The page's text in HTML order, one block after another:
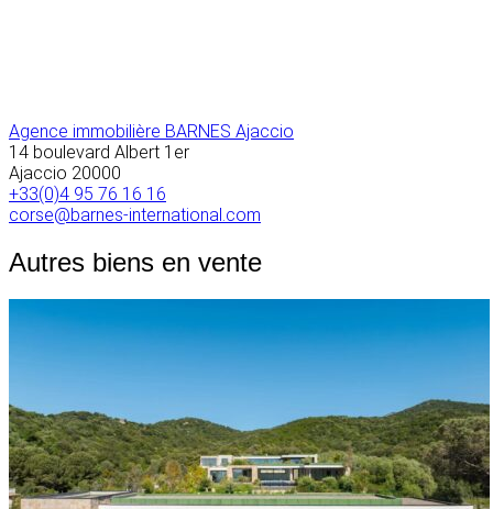
Agence immobilière BARNES Ajaccio
14 boulevard Albert 1er
Ajaccio 20000
+33(0)4 95 76 16 16
corse@barnes-international.com
Autres biens en vente